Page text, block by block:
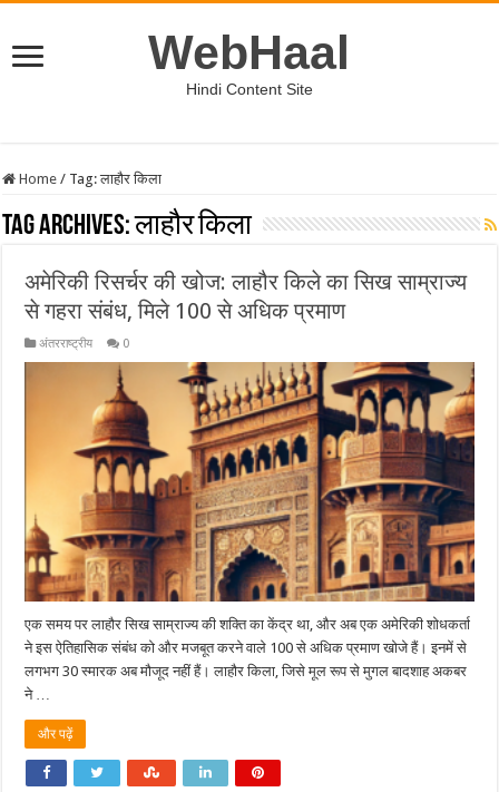
WebHaal
Hindi Content Site
Home / Tag:लाहौर किला
Tag Archives:लाहौर किला
अमेरिकी रिसर्चर की खोज: लाहौर किले का सिख साम्राज्य
से गहरा संबंध, मिले 100 से अधिक प्रमाण
अंतरराष्ट्रीय 0
एक समय पर लाहौर सिख साम्राज्य की शक्ति का केंद्र था, और अब एक अमेरिकी शोधकर्ता
ने इस ऐतिहासिक संबंध को और मजबूत करने वाले 100 से अधिक प्रमाण खोजे हैं। इनमें से
लगभग 30 स्मारक अब मौजूद नहीं हैं। लाहौर किला, जिसे मूल रूप से मुगल बादशाह अकबर
ने …
और पढ़ें